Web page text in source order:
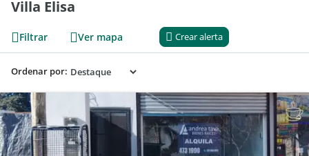
Villa Elisa
Filtrar Ver mapa Crear alerta
Ordenar por: